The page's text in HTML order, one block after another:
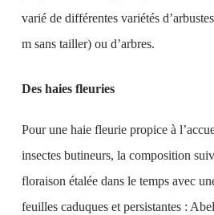
varié de différentes variétés
m sans tailler) ou d’arbres.
Des haies fleuries
Pour une haie fleurie propice à
insectes butineurs, la composition
floraison étalée dans le temps avec
feuilles caduques et persistantes :